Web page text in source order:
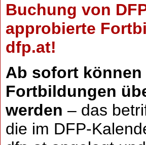
Buchung von
approbierte
dfp.at!
Ab sofort können
Fortbildungen
werden – das
die im DFP-